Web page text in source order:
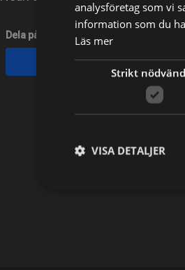
Dela på
Facebook
analysföretag som vi
information som du
Läs mer
Strikt
VISA DETALJER